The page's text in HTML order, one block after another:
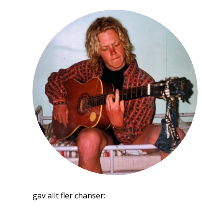
gav allt fler chanser: